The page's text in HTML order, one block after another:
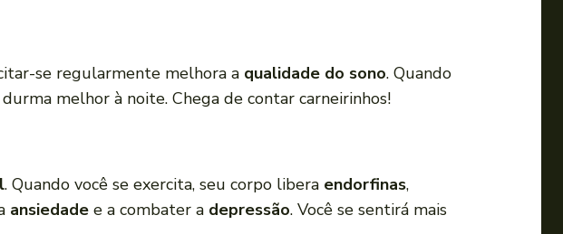
r
l
u
se regularmente melhora a qualidade do sono. Quando
melhor à noite. Chega de contar carneirinhos!
. Quando você se exercita, seu corpo libera endorfinas,
ansiedade e a combater a depressão. Você se sentirá mais